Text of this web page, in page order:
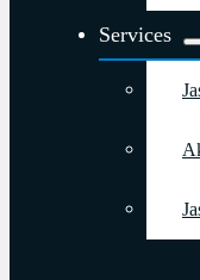
Services